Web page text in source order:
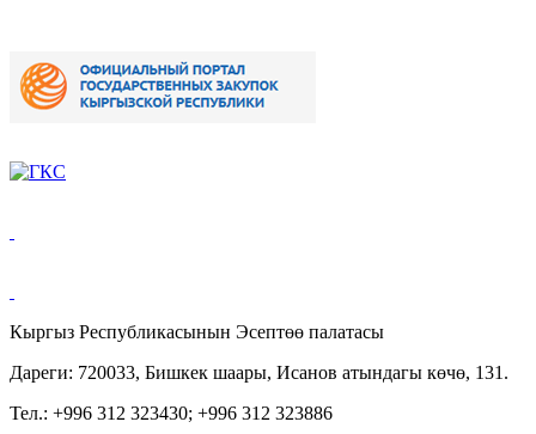
Кыргыз Республикасынын Эсептөө палатасы
Дареги: 720033, Бишкек шаары, Исанов атындагы көчө, 131.
Тел.: +996 312 323430; +996 312 323886